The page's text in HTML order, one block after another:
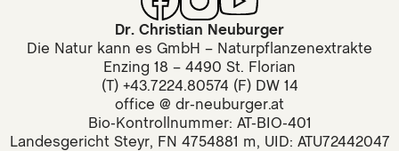
Dr. Christian Neuburger
Die Natur kann es GmbH – Naturpflanzenextrakte
Enzing 18 – 4490 St. Florian
(T) +43.7224.80574 (F) DW 14
office @ dr-neuburger.at
Bio-Kontrollnummer: AT-BIO-401
Landesgericht Steyr, FN 4754881 m, UID: ATU72442047